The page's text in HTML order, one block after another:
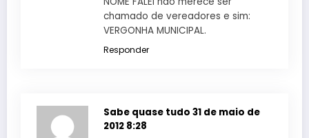
chamado de vereadores e sim:
VERGONHA MUNICIPAL.
Responder
Sabe quase tudo 31 de maio de
2012 8:28